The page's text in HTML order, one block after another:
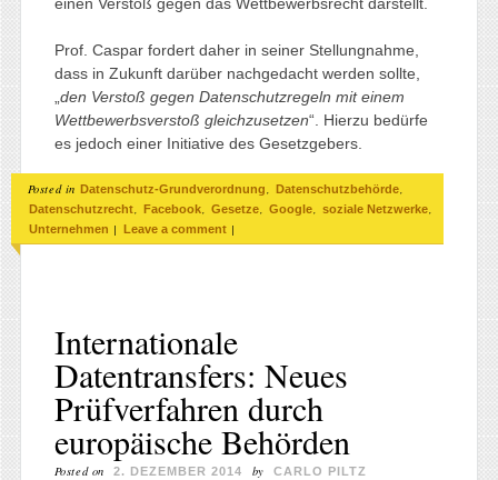
einen Verstoß gegen das Wettbewerbsrecht darstellt.
Prof. Caspar fordert daher in seiner Stellungnahme,
dass in Zukunft darüber nachgedacht werden sollte,
„den Verstoß gegen Datenschutzregeln mit einem
Wettbewerbsverstoß gleichzusetzen“. Hierzu bedürfe
es jedoch einer Initiative des Gesetzgebers.
Posted in Datenschutz-Grundverordnung, Datenschutzbehörde,
Datenschutzrecht, Facebook, Gesetze, Google, soziale Netzwerke,
Unternehmen | Leave a comment |
Internationale
Datentransfers: Neues
Prüfverfahren durch
europäische Behörden
Posted on 2. DEZEMBER 2014 by CARLO PILTZ